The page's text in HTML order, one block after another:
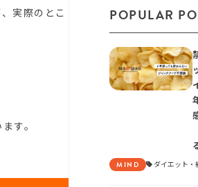
実際のとこ
す。
POPULAR
MIND ダイエット